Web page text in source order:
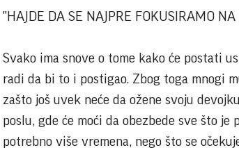
"HAJDE DA SE NAJPRE FOKUSIRAMO NA
Svako ima snove o tome kako će postati
radi da bi to i postigao. Zbog toga mnogi
zašto još uvek neće da ožene svoju
poslu, gde će moći da obezbede sve što
potrebno više vremena, nego što se